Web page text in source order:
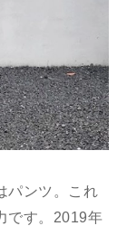
パンツ。これ
です。2019年